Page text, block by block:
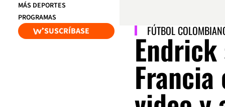
MÁS DEPORTES
PROGRAMAS
SUSCRÍBASE FÚTBOL
Endrick